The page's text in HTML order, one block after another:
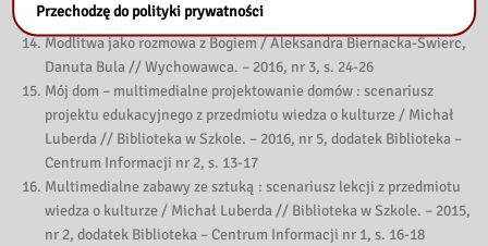
2009, nr 7/8, s. 17-24
Modlitwa jako rozmowa z Bogiem / Aleksandra Biernacka-Świerc,
Danuta Bula // Wychowawca. – 2016, nr 3, s. 24-26
Mój dom – multimedialne projektowanie domów : scenariusz
projektu edukacyjnego z przedmiotu wiedza o kulturze / Michał
Luberda // Biblioteka w Szkole. – 2016, nr 5, dodatek Biblioteka –
Centrum Informacji nr 2, s. 13-17
Multimedialne zabawy ze sztuką : scenariusz lekcji z przedmiotu
wiedza o kulturze / Michał Luberda // Biblioteka w Szkole. – 2015,
nr 2, dodatek Biblioteka – Centrum Informacji nr 1, s. 16-18
Przechodzę do polityki prywatności